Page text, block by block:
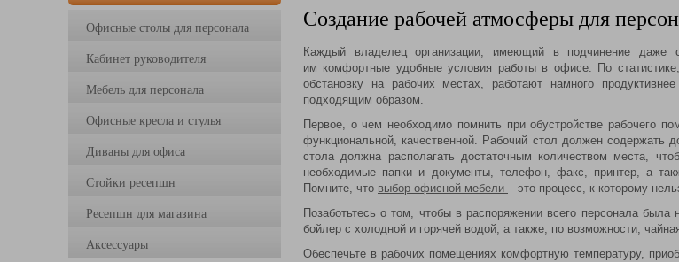
Офисные столы для персонала
Кабинет руководителя
Мебель для персонала
Офисные кресла и стулья
Диваны для офиса
Стойки ресепшн
Ресепшн для магазина
Аксессуары
Создание рабочей атмосферы для
Каждый владелец организации, имеющий в подчинение
им комфортные удобные условия работы в офисе. По
обстановку на рабочих местах, работают намного
подходящим образом.
Первое, о чем необходимо помнить при обустройстве рабочего
функциональной, качественной. Рабочий стол должен содержать
стола должна располагать достаточным количеством места,
необходимые папки и документы, телефон, факс, принтер, а
Помните, что выбор офисной мебели – это процесс, к которому
Позаботьтесь о том, чтобы в распоряжении всего персонала
бойлер с холодной и горячей водой, а также, по возможности,
Обеспечьте в рабочих помещениях комфортную температуру,